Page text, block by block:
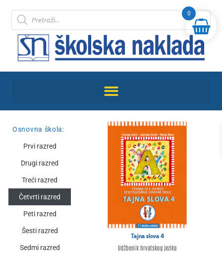
Osnovna škola:
Prvi razred
Drugi razred
Treći razred
Četvrti razred
Peti razred
Šesti razred
Sedmi razred
Tajna slova 4
Udžbenik hrvatskog jezika
0